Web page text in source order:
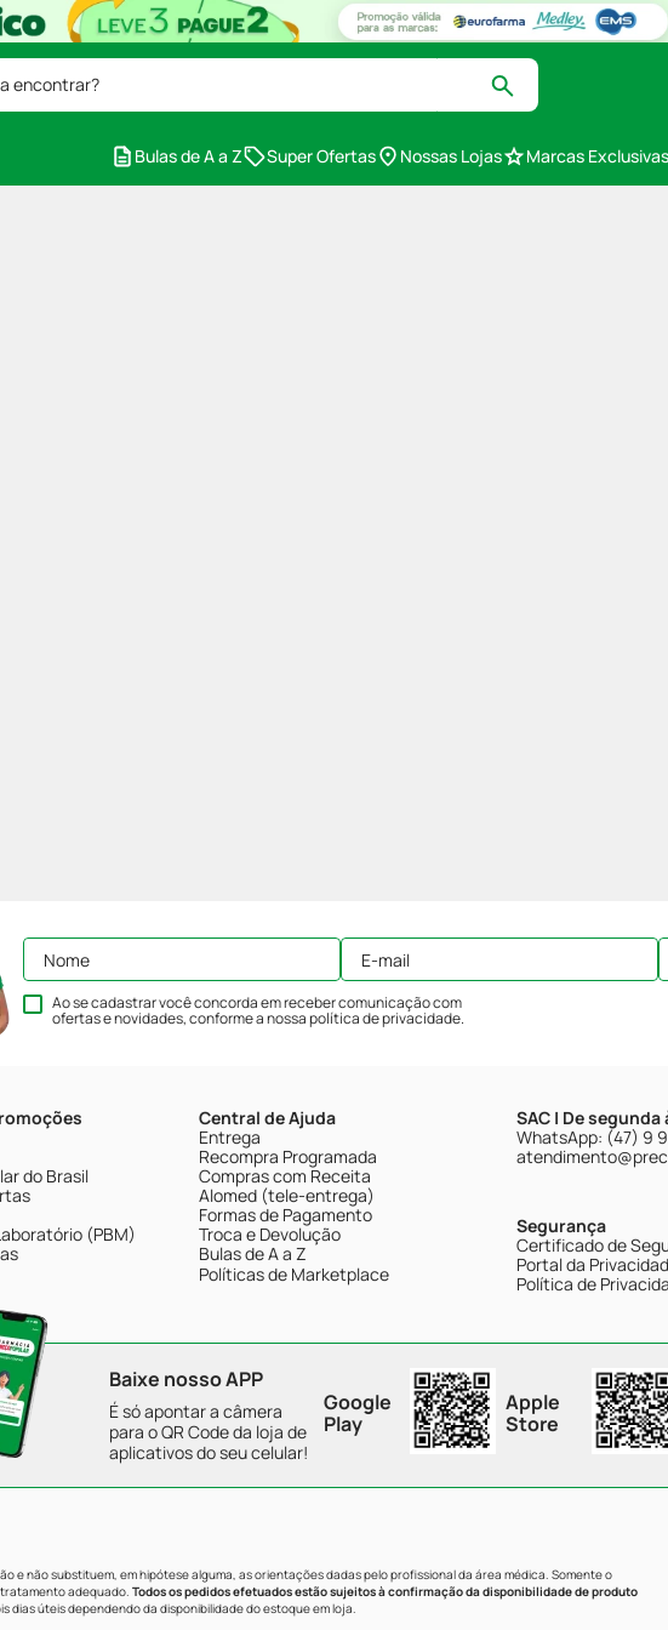
encontrar?
Bulas de A a Z Super Ofertas Nossas Lojas Marcas Exclusivas
Ao se cadastrar você concorda em receber comunicação com
ofertas e novidades, conforme a nossapolítica de privacidade.
do Brasil
(PBM)
Central de Ajuda
Entrega
Recompra Programada
Compras com Receita
Alomed (tele-entrega)
Formas de Pagamento
Troca e Devolução
Bulas de A a Z
Políticas de Marketplace
SAC | De
WhatsApp: (47) 9
Segurança
Certificado de
Portal da
Política de
Baixe nosso APP
É só apontar a câmera
para o QR Code da loja de
aplicativos do seu celular!
Google
Play
Apple
Store
e não substituem, em hipótese alguma, as orientações dadas pelo profissional da área médica. Somente o
adequado. Todos os pedidos efetuados estão sujeitos à confirmação da disponibilidade de produto
dias úteis dependendo da disponibilidade do estoque em loja.